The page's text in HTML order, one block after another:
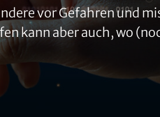
vor Gefahren und
kann aber auch, wo